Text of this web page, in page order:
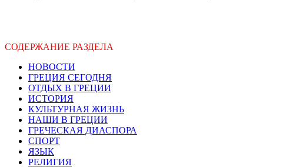
СОДЕРЖАНИЕ РАЗДЕЛА
НОВОСТИ
ГРЕЦИЯ СЕГОДНЯ
ОТДЫХ В ГРЕЦИИ
ИСТОРИЯ
КУЛЬТУРНАЯ ЖИЗНЬ
НАШИ В ГРЕЦИИ
ГРЕЧЕСКАЯ ДИАСПОРА
СПОРТ
ЯЗЫК
РЕЛИГИЯ